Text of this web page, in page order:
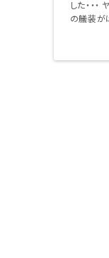
した・・・ ヤマハDFR-33 CP
の艤装が